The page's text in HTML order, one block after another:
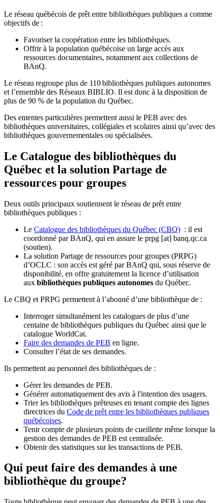
Le réseau québécois de prêt entre bibliothèques publiques a comme
objectifs de :
Favoriser la coopération entre les bibliothèques.
Offrir à la population québécoise un large accès aux
ressources documentaires, notamment aux collections de
BAnQ.
Le réseau regroupe plus de 110bibliothèques publiques autonomes
et l’ensemble des Réseaux BIBLIO. Il est donc à la disposition de
plus de 90 % de la population du Québec.
Des ententes particulières permettent aussi le PEB avec des
bibliothèques universitaires, collégiales et scolaires ainsi qu’avec des
bibliothèques gouvernementales ou spécialisées.
Le Catalogue des bibliothèques du
Québec et la solution Partage de
ressources pour groupes
Deux outils principaux soutiennent le réseau de prêt entre
bibliothèques publiques :
Le Catalogue des bibliothèques du Québec (CBQ) : il est
coordonné par BAnQ, qui en assure le prpg [at] banq.qc.ca
(soutien).
La solution Partage de ressources pour groupes (PRPG)
d’OCLC : son accès est géré par BAnQ qui, sous réserve de
disponibilité, en offre gratuitement la licence d’utilisation
aux bibliothèques publiques autonomes du Québec.
Le CBQ et PRPG permettent à l’abonné d’une bibliothèque de :
Interroger simultanément les catalogues de plus d’une
centaine de bibliothèques publiques du Québec ainsi que le
catalogue WorldCat.
Faire des demandes de PEB en ligne.
Consulter l’état de ses demandes.
Ils permettent au personnel des bibliothèques de :
Gérer les demandes de PEB.
Générer automatiquement des avis à l'intention des usagers.
Trier les bibliothèques prêteuses en tenant compte des lignes
directrices du Code de prêt entre les bibliothèques publiques
québécoises.
Tenir compte de plusieurs points de cueillette même lorsque la
gestion des demandes de PEB est centralisée.
Obtenir des statistiques sur les transactions de PEB.
Qui peut faire des demandes à une
bibliothèque du groupe?